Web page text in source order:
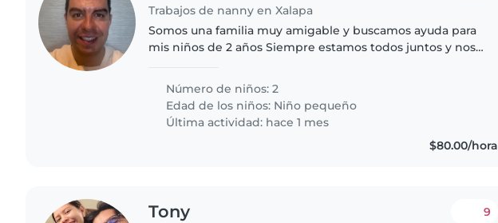
Trabajos de nanny en Xalapa
Somos una familia muy amigable y buscamos ayuda para
mis niños de 2 años Siempre estamos todos juntos y nos
estar, comida..
Número de niños: 2
Edad de los niños: Niño pequeño
Última actividad: hace 1 mes
$80.00/hora
Tony 9